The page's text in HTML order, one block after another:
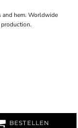
and hem. Worldwide
BESTELLEN